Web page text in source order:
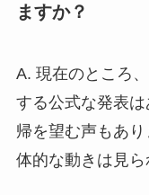
ますか？
A. 現在のところ
する公式な発表
帰を望む声もあ
体的な動きは見ら